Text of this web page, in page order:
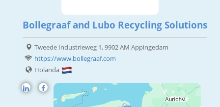
Bollegraaf and Lubo Recycling Solutions
Tweede Industrieweg 1, 9902 AM Appingedam
https://www.bollegraaf.com
Holanda